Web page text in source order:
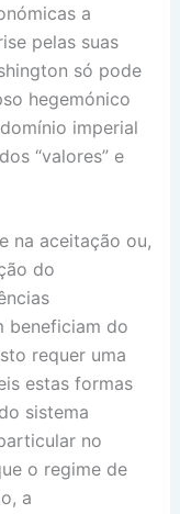
a
pelas suas
só pode
hegemónico
imperial
“valores” e
na aceitação ou,
do
beneficiam do
requer uma
estas formas
sistema
no
o regime de
a